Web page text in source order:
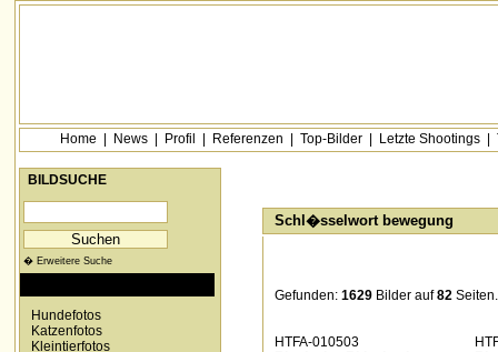
Home News Profil Referenzen Top-Bilder Letzte Shootings
BILDSUCHE
� Erweitere Suche
Hundefotos
Katzenfotos
Kleintierfotos
Schl�sselwort bewegung
Gefunden: 1629Bilder auf82Seiten.
HTFA-010503